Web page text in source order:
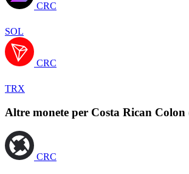
CRC
SOL
CRC
TRX
Altre monete per Costa Rican Colon
CRC